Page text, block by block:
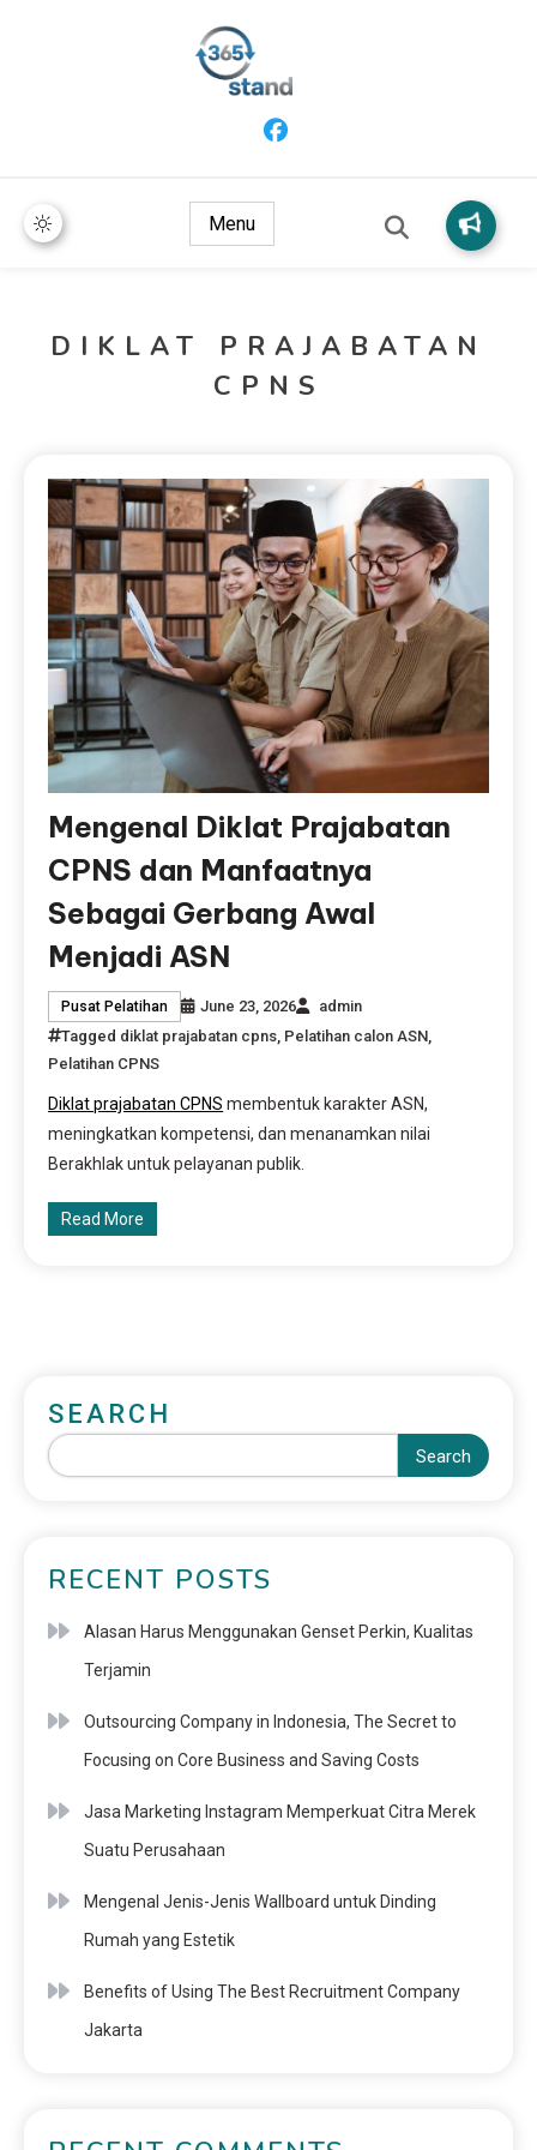
Menu
DIKLAT PRAJABATAN
CPNS
Mengenal Diklat Prajabatan
CPNS dan Manfaatnya
Sebagai Gerbang Awal
Menjadi ASN
Pusat Pelatihan June 23, 2026
admin
Tagged diklat prajabatan cpns, Pelatihan calon ASN,
Pelatihan CPNS
Diklat prajabatan CPNS membentuk karakter ASN,
meningkatkan kompetensi, dan menanamkan nilai
Berakhlak untuk pelayanan publik.
Read More
SEARCH
Search
RECENT POSTS
Alasan Harus Menggunakan Genset Perkin, Kualitas
Terjamin
Outsourcing Company in Indonesia, The Secret to
Focusing on Core Business and Saving Costs
Jasa Marketing Instagram Memperkuat Citra Merek
Suatu Perusahaan
Mengenal Jenis-Jenis Wallboard untuk Dinding
Rumah yang Estetik
Benefits of Using The Best Recruitment Company
Jakarta